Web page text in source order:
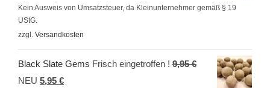
Preis
9,95 €
Preis
Kein Ausweis von Umsatzsteuer, da Kleinunternehmer gemäß § 19
UStG.
zzgl. Versandkosten
Black Slate Gems Frisch eingetroffen ! 9,95€Ursprünglicher
NEU 5,95 €Aktueller